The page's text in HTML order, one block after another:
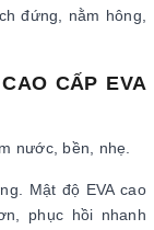
đứng, nằm hông,
CẤP EVA
nước, bền, nhẹ.
Mật độ EVA cao
phục hồi nhanh